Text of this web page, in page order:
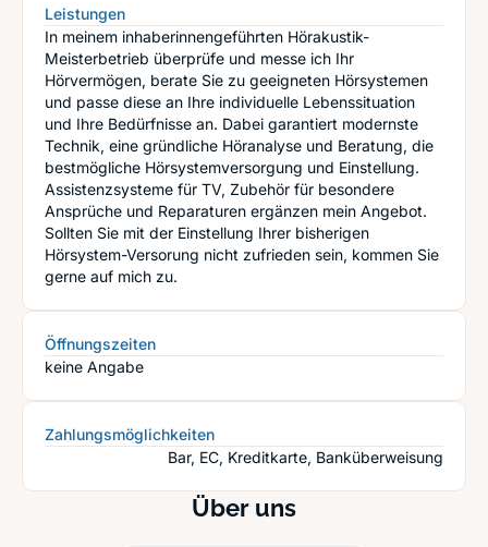
Über uns
Leistungen
In meinem inhaberinnengeführten Hörakustik-
Meisterbetrieb überprüfe und messe ich Ihr
Hörvermögen, berate Sie zu geeigneten Hörsystemen
und passe diese an Ihre individuelle Lebenssituation
und Ihre Bedürfnisse an. Dabei garantiert modernste
Technik, eine gründliche Höranalyse und Beratung, die
bestmögliche Hörsystemversorgung und Einstellung.
Assistenzsysteme für TV, Zubehör für besondere
Ansprüche und Reparaturen ergänzen mein Angebot.
Sollten Sie mit der Einstellung Ihrer bisherigen
Hörsystem-Versorung nicht zufrieden sein, kommen Sie
gerne auf mich zu.
Öffnungszeiten
keine Angabe
Zahlungsmöglichkeiten
Bar, EC, Kreditkarte, Banküberweisung